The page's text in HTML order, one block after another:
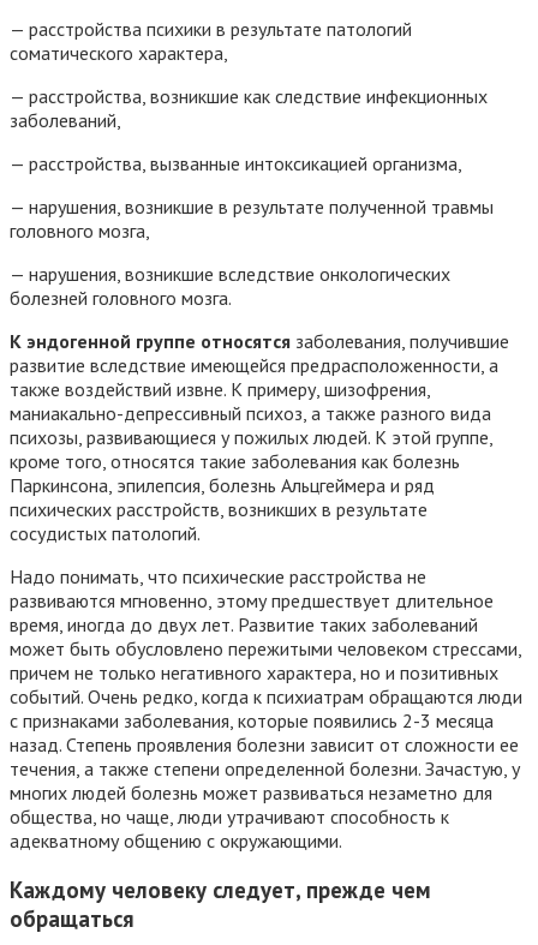
— расстройства психики в результате патологий
соматического характера,
— расстройства, возникшие как следствие инфекционных
заболеваний,
— расстройства, вызванные интоксикацией организма,
— нарушения, возникшие в результате полученной травмы
головного мозга,
— нарушения, возникшие вследствие онкологических
болезней головного мозга.
К эндогенной группе относятся заболевания, получившие
развитие вследствие имеющейся предрасположенности, а
также воздействий извне. К примеру, шизофрения,
маниакально-депрессивный психоз, а также разного вида
психозы, развивающиеся у пожилых людей. К этой группе,
кроме того, относятся такие заболевания как болезнь
Паркинсона, эпилепсия, болезнь Альцгеймера и ряд
психических расстройств, возникших в результате
сосудистых патологий.
Надо понимать, что психические расстройства не
развиваются мгновенно, этому предшествует длительное
время, иногда до двух лет. Развитие таких заболеваний
может быть обусловлено пережитыми человеком стрессами,
причем не только негативного характера, но и позитивных
событий. Очень редко, когда к психиатрам обращаются люди
с признаками заболевания, которые появились 2-3 месяца
назад. Степень проявления болезни зависит от сложности ее
течения, а также степени определенной болезни. Зачастую, у
многих людей болезнь может развиваться незаметно для
общества, но чаще, люди утрачивают способность к
адекватному общению с окружающими.
Каждому человеку следует, прежде чем
обращаться